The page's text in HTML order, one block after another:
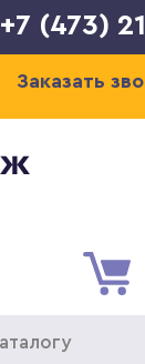
+7 (473)
Заказать